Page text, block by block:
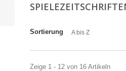
Sortierung A bis Z
Zeige 1 - 12 von 16 Artikeln